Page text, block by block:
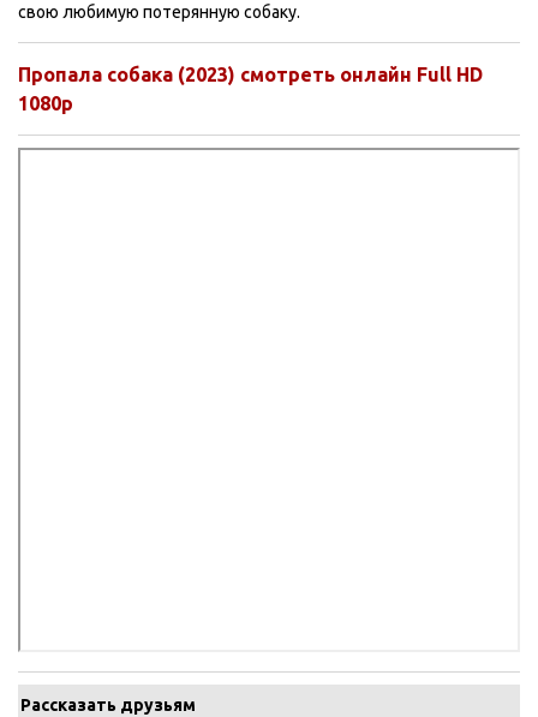
свою любимую потерянную собаку.
Пропала собака (2023) смотреть онлайн Full HD
1080p
Рассказать друзьям